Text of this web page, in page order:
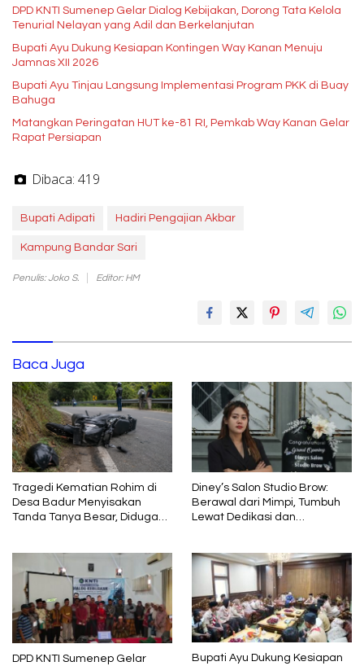
DPD KNTI Sumenep Gelar Dialog Kebijakan, Dorong Tata Kelola
Tenurial Nelayan yang Adil dan Berkelanjutan
Bupati Ayu Dukung Kesiapan Kontingen Way Kanan Menuju
Jamnas XII 2026
Bupati Ayu Tinjau Langsung Implementasi Program PKK di Buay
Bahuga
Matangkan Peringatan HUT ke-81 RI, Pemkab Way Kanan Gelar
Rapat Persiapan
Dibaca: 419
Bupati Adipati Hadiri Pengajian Akbar
Kampung Bandar Sari
Penulis: Joko S. Editor: HM
Baca Juga
Tragedi Kematian Rohim di
Desa Badur Menyisakan
Tanda Tanya Besar, Diduga
Diney’s Salon Studio Brow:
Berawal dari Mimpi, Tumbuh
Lewat Dedikasi dan
DPD KNTI Sumenep Gelar
Bupati Ayu Dukung Kesiapan